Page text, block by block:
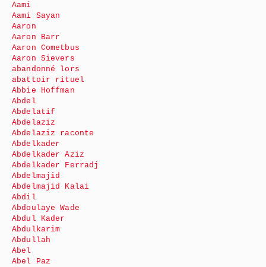
Aami
Aami Sayan
Aaron
Aaron Barr
Aaron Cometbus
Aaron Sievers
abandonné lors
abattoir rituel
Abbie Hoffman
Abdel
Abdelatif
Abdelaziz
Abdelaziz raconte
Abdelkader
Abdelkader Aziz
Abdelkader Ferradj
Abdelmajid
Abdelmajid Kalai
Abdil
Abdoulaye Wade
Abdul Kader
Abdulkarim
Abdullah
Abel
Abel Paz